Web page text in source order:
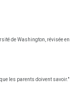
de Washington, révisée en
les parents doivent savoir."